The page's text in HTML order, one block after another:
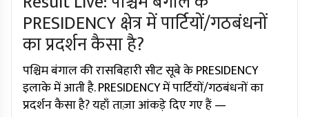
PRESIDENCY क्षेत्र में पार्टियों/गठबंधनों
का प्रदर्शन कैसा है?
पश्चिम बंगाल की रासबिहारी सीट सूबे के PRESIDENCY
इलाके में आती है. PRESIDENCY में पार्टियों/गठबंधनों का
प्रदर्शन कैसा है? यहाँ ताज़ा आंकड़े दिए गए हैं —